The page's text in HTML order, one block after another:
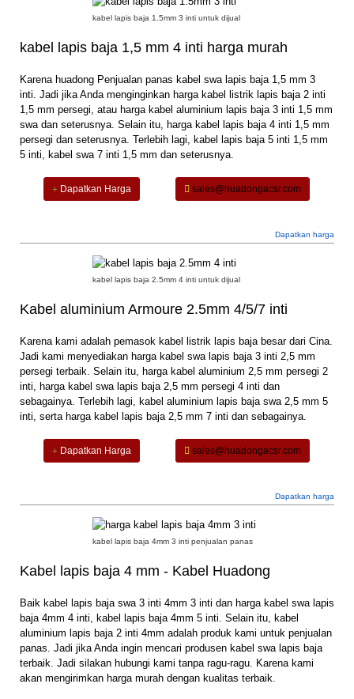
kabel lapis baja 1.5mm 3 inti untuk dijual
kabel lapis baja 1,5 mm 4 inti harga murah
Karena huadong Penjualan panas kabel swa lapis baja 1,5 mm 3
inti. Jadi jika Anda menginginkan harga kabel listrik lapis baja 2 inti
1,5 mm persegi, atau harga kabel aluminium lapis baja 3 inti 1,5 mm
swa dan seterusnya. Selain itu, harga kabel lapis baja 4 inti 1,5 mm
persegi dan seterusnya. Terlebih lagi, kabel lapis baja 5 inti 1,5 mm
5 inti, kabel swa 7 inti 1,5 mm dan seterusnya.
Dapatkan Harga sales@huadongacsr.com
Dapatkan harga
kabel lapis baja 2.5mm 4 inti untuk dijual
Kabel aluminium Armoure 2.5mm 4/5/7 inti
Karena kami adalah pemasok kabel listrik lapis baja besar dari Cina.
Jadi kami menyediakan harga kabel swa lapis baja 3 inti 2,5 mm
persegi terbaik. Selain itu, harga kabel aluminium 2,5 mm persegi 2
inti, harga kabel swa lapis baja 2,5 mm persegi 4 inti dan
sebagainya. Terlebih lagi, kabel aluminium lapis baja swa 2,5 mm 5
inti, serta harga kabel lapis baja 2,5 mm 7 inti dan sebagainya.
Dapatkan Harga sales@huadongacsr.com
Dapatkan harga
kabel lapis baja 4mm 3 inti penjualan panas
Kabel lapis baja 4 mm - Kabel Huadong
Baik kabel lapis baja swa 3 inti 4mm 3 inti dan harga kabel swa lapis
baja 4mm 4 inti, kabel lapis baja 4mm 5 inti. Selain itu, kabel
aluminium lapis baja 2 inti 4mm adalah produk kami untuk penjualan
panas. Jadi jika Anda ingin mencari produsen kabel swa lapis baja
terbaik. Jadi silakan hubungi kami tanpa ragu-ragu. Karena kami
akan mengirimkan harga murah dengan kualitas terbaik.